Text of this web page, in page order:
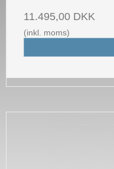
11.495,00 DKK
(inkl. moms)